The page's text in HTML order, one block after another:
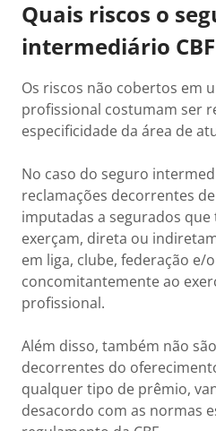
Quais riscos o
intermediário
Os riscos não cobertos em
profissional costumam ser
especificidade da área de
No caso do seguro
reclamações decorrentes
imputadas a segurados
exerçam, direta ou
em liga, clube, federação e/
concomitantemente ao
profissional.
Além disso, também não
decorrentes do
qualquer tipo de prêmio,
desacordo com as normas